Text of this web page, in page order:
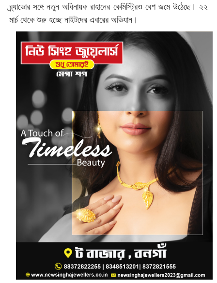
ব্র্যাভোর সঙ্গে নতুন অধিনায়ক রাহানের কেমিস্ট্রিও বেশ জমে উঠেছে। ২২
মার্চ থেকে শুরু হচ্ছে নাইটদের এবারের অভিযান।